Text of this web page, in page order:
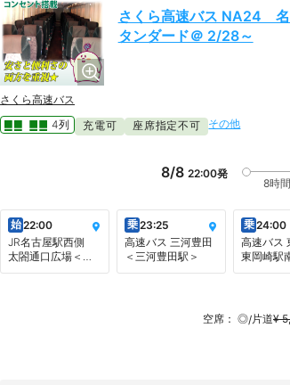
さくら高速バス NA24
タンダード＠ 2/28～
さくら高速バス
4列
充電可 座席指定不可 その他
8/8 22:00発
8時
始22:00
JR名古屋駅西側
太閤通口広場＜旧:
ゆりの噴水前＞
乗23:25
高速バス 三河豊田
＜三河豊田駅＞
乗24:00
高速バス
東岡崎駅
空席： ◎/片道¥